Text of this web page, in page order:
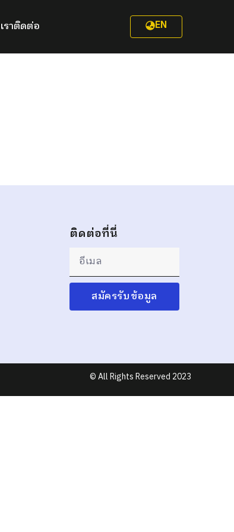
าติดต่อ EN
ติดต่อที่นี่
สมัครรับข้อมูล
© All Rights Reserved 2023